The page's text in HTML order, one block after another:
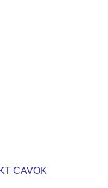
CAVOK